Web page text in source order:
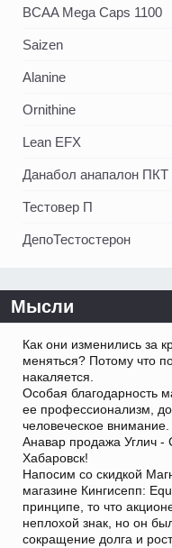
BCAA Mega Caps 1100
Saizen
Alanine
Ornithine
Lean EFX
Данабол анапалон ПКТ
Тестовер П
ДепоТестостерон
Мысли
Как они изменились за
меняться? Потому что
накаляется.
Особая благодарность
ее профессионализм,
человеческое внимание.
Анавар продажа Углич -
Хабаровск!
Напосим со скидкой
магазине Кингисепп:
принципе, то что
неплохой знак, но он
сокращение долга и